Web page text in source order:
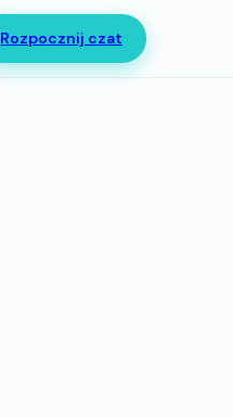
Rozpocznij czat